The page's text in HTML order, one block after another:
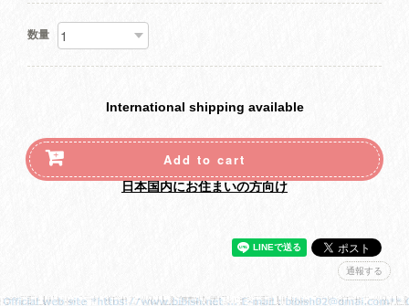
数量
International shipping available
Add to cart
日本国内にお住まいの方向け
通報する